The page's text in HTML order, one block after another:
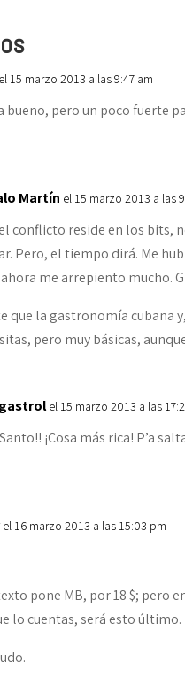
el 15 marzo 2013 a las 9:47 am
bueno, pero un poco fuerte
Martín el 15 marzo 2013 a las
conflicto reside en los bits,
Pero, el tiempo dirá. Me
me arrepiento mucho.
que la gastronomía cubana
pero muy básicas,
el 15 marzo 2013 a las
Santo!! ¡Cosa más rica! P’a
el 16 marzo 2013 a las 15:03 pm
pone MB, por 18 $; pero
lo cuentas, será esto último.